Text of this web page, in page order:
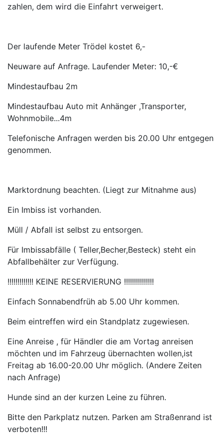
zahlen, dem wird die Einfahrt verweigert.
Der laufende Meter Trödel kostet 6,-
Neuware auf Anfrage. Laufender Meter: 10,-€
Mindestaufbau 2m
Mindestaufbau Auto mit Anhänger ,Transporter,
Wohnmobile...4m
Telefonische Anfragen werden bis 20.00 Uhr entgegen
genommen.
Marktordnung beachten. (Liegt zur Mitnahme aus)
Ein Imbiss ist vorhanden.
Müll / Abfall ist selbst zu entsorgen.
Für Imbissabfälle ( Teller,Becher,Besteck) steht ein
Abfallbehälter zur Verfügung.
!!!!!!!!!!!!! KEINE RESERVIERUNG !!!!!!!!!!!!!!!
Einfach Sonnabendfrüh ab 5.00 Uhr kommen.
Beim eintreffen wird ein Standplatz zugewiesen.
Eine Anreise , für Händler die am Vortag anreisen
möchten und im Fahrzeug übernachten wollen,ist
Freitag ab 16.00-20.00 Uhr möglich. (Andere Zeiten
nach Anfrage)
Hunde sind an der kurzen Leine zu führen.
Bitte den Parkplatz nutzen. Parken am Straßenrand ist
verboten!!!